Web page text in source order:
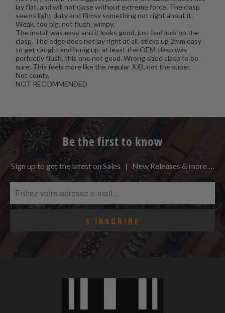
lay flat, and will not close without extreme force. The clasp
seems light duty and flimsy something not right about it.
Weak, too big, not flush, wimpy.
The install was easy, and it looks good, just bad luck on the
clasp. The edge does not lay right at all, sticks up 2mm easy
to get caught and hung up, at least the OEM clasp was
perfectly flush, this one not good. Wrong sized clasp to be
sure. This feels more like the regular JUB, not the super.
Not comfy.
NOT RECOMMENDED
Be the first to know
Sign up to get the latest on Sales | New Releases & more …